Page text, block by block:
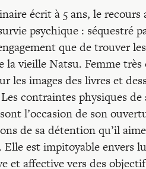
écrit à 5 ans, le
psychique : séquestré
que de trouver
la vieille Natsu. Femme
les images des livres et
contraintes physiques
l’occasion de son
de sa détention qu’il
Elle est impitoyable
et affective vers des